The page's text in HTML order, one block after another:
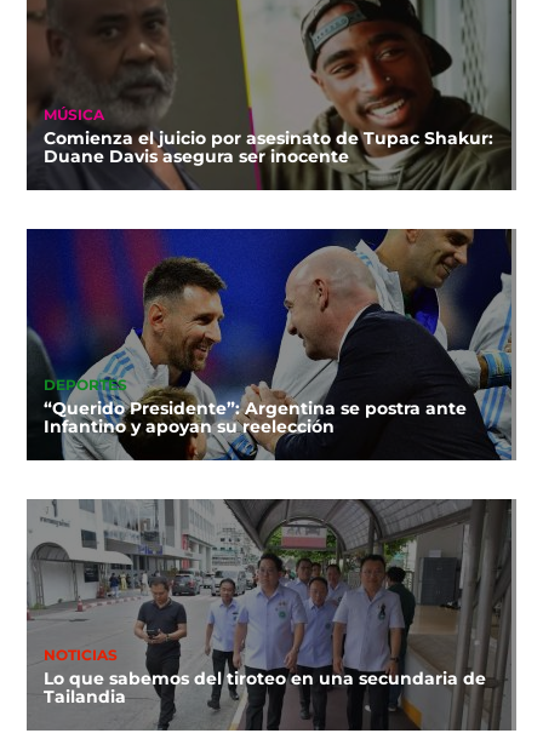
MÚSICA
Comienza el juicio por asesinato de Tupac Shakur:
Duane Davis asegura ser inocente
DEPORTES
“Querido Presidente”: Argentina se postra ante
Infantino y apoyan su reelección
NOTICIAS
Lo que sabemos del tiroteo en una secundaria de
Tailandia